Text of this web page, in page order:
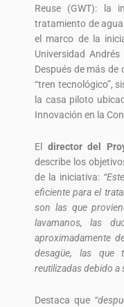
Reuse (GWT): la
tratamiento de
el marco de la
Universidad
Después de más de
“tren tecnológico”,
la casa piloto
Innovación en la
El director del
describe los
de la iniciativa:
eficiente para el
son las que
lavamanos, las
aproximadamente
desagüe, las que
reutilizadas debido a
Destaca que